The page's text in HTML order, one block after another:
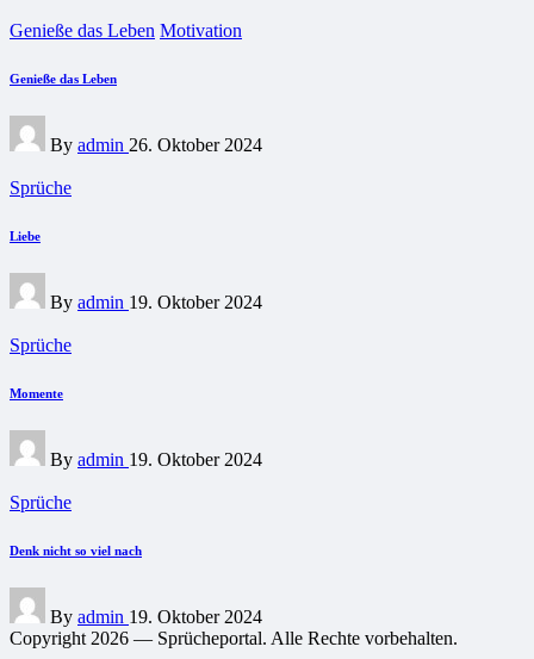
Posted
Genieße das Leben Motivation
Genieße das Leben
Posted
by
By admin 26. Oktober 2024
Posted
Sprüche
Liebe
Posted
by
By admin 19. Oktober 2024
Posted
Sprüche
Momente
Posted
by
By admin 19. Oktober 2024
Posted
Sprüche
Denk nicht so viel nach
Posted
by
By admin 19. Oktober 2024
Copyright 2026 — Sprücheportal. Alle Rechte vorbehalten.